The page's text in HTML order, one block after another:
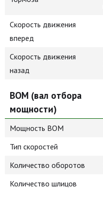
Скорость движения
вперед
Скорость движения
назад
ВОМ (вал отбора
мощности)
Мощность ВОМ
Тип скоростей
Количество оборотов
Количество шлицов